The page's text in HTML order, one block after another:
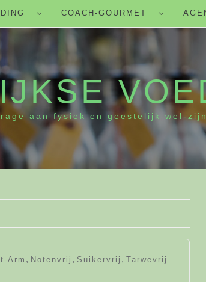
COACH-GOURMET
aan fysiek en geestelijk wel-zijn
Arm , Notenvrij , Suikervrij , Tarwevrij